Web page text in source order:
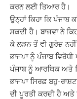
ਕਰਨ ਲਈ ਤਿਆਰ ਹੈ।
ਉਨ੍ਹਾਂ ਕਿਹਾ ਕਿ ਪੰਜਾਬ
ਸਕਦੀ ਹੈ। ਬਾਜਵਾ ਨੇ
ਕੇ ਲੜਨ ਤੋਂ ਵੀ ਗੁਰੇਜ਼
ਭਾਜਪਾ ਨੂੰ ਪੰਜਾਬ ਵਿਰੋਧੀ
ਪੰਜਾਬ ਨੂੰ ਆਰਥਿਕ ਅਤੇ
ਭਾਜਪਾ ਸਿਰਫ਼ ਬਹੁ-
ਦੀ ਪੂਰਤੀ ਕਰਦੀ ਹੈ ਅਤੇ